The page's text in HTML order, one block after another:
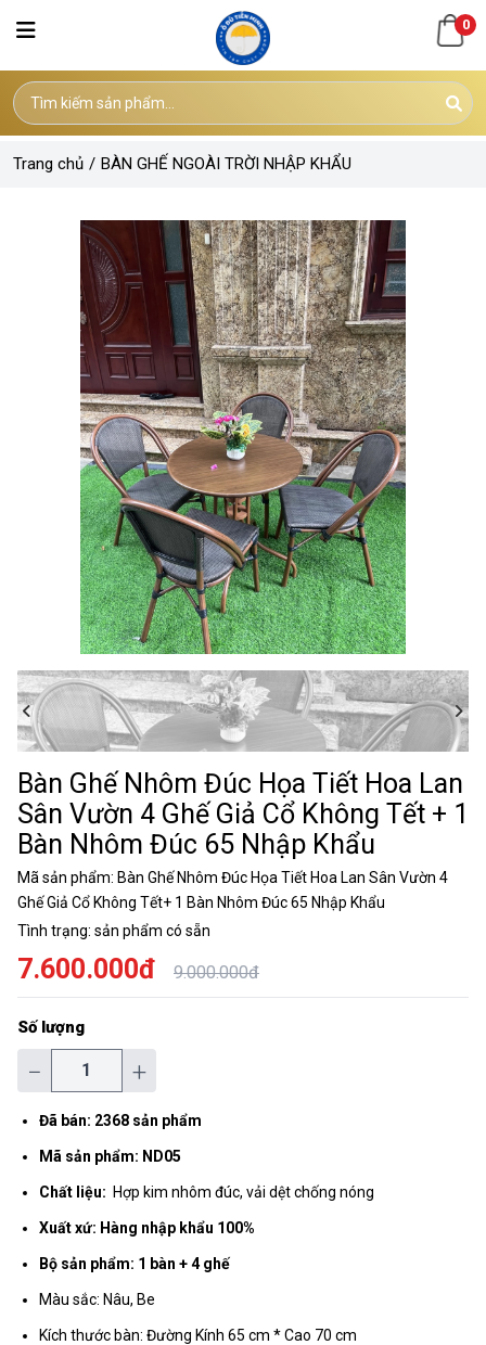
0
Trang chủ / BÀN GHẾ NGOÀI TRỜI NHẬP KHẨU
Bàn Ghế Nhôm Đúc Họa Tiết Hoa Lan
Sân Vườn 4 Ghế Giả Cổ Không Tết + 1
Bàn Nhôm Đúc 65 Nhập Khẩu
Mã sản phẩm: Bàn Ghế Nhôm Đúc Họa Tiết Hoa Lan Sân Vườn 4
Ghế Giả Cổ Không Tết+ 1 Bàn Nhôm Đúc 65 Nhập Khẩu
Tình trạng: sản phẩm có sẵn
7.600.000đ 9.000.000đ
Số lượng
− +
Đã bán: 2368 sản phẩm
Mã sản phẩm: ND05
Chất liệu: Hợp kim nhôm đúc, vải dệt chống nóng
Xuất xứ: Hàng nhập khẩu 100%
Bộ sản phẩm: 1 bàn + 4 ghế
Màu sắc: Nâu, Be
Kích thước bàn: Đường Kính 65 cm * Cao 70 cm